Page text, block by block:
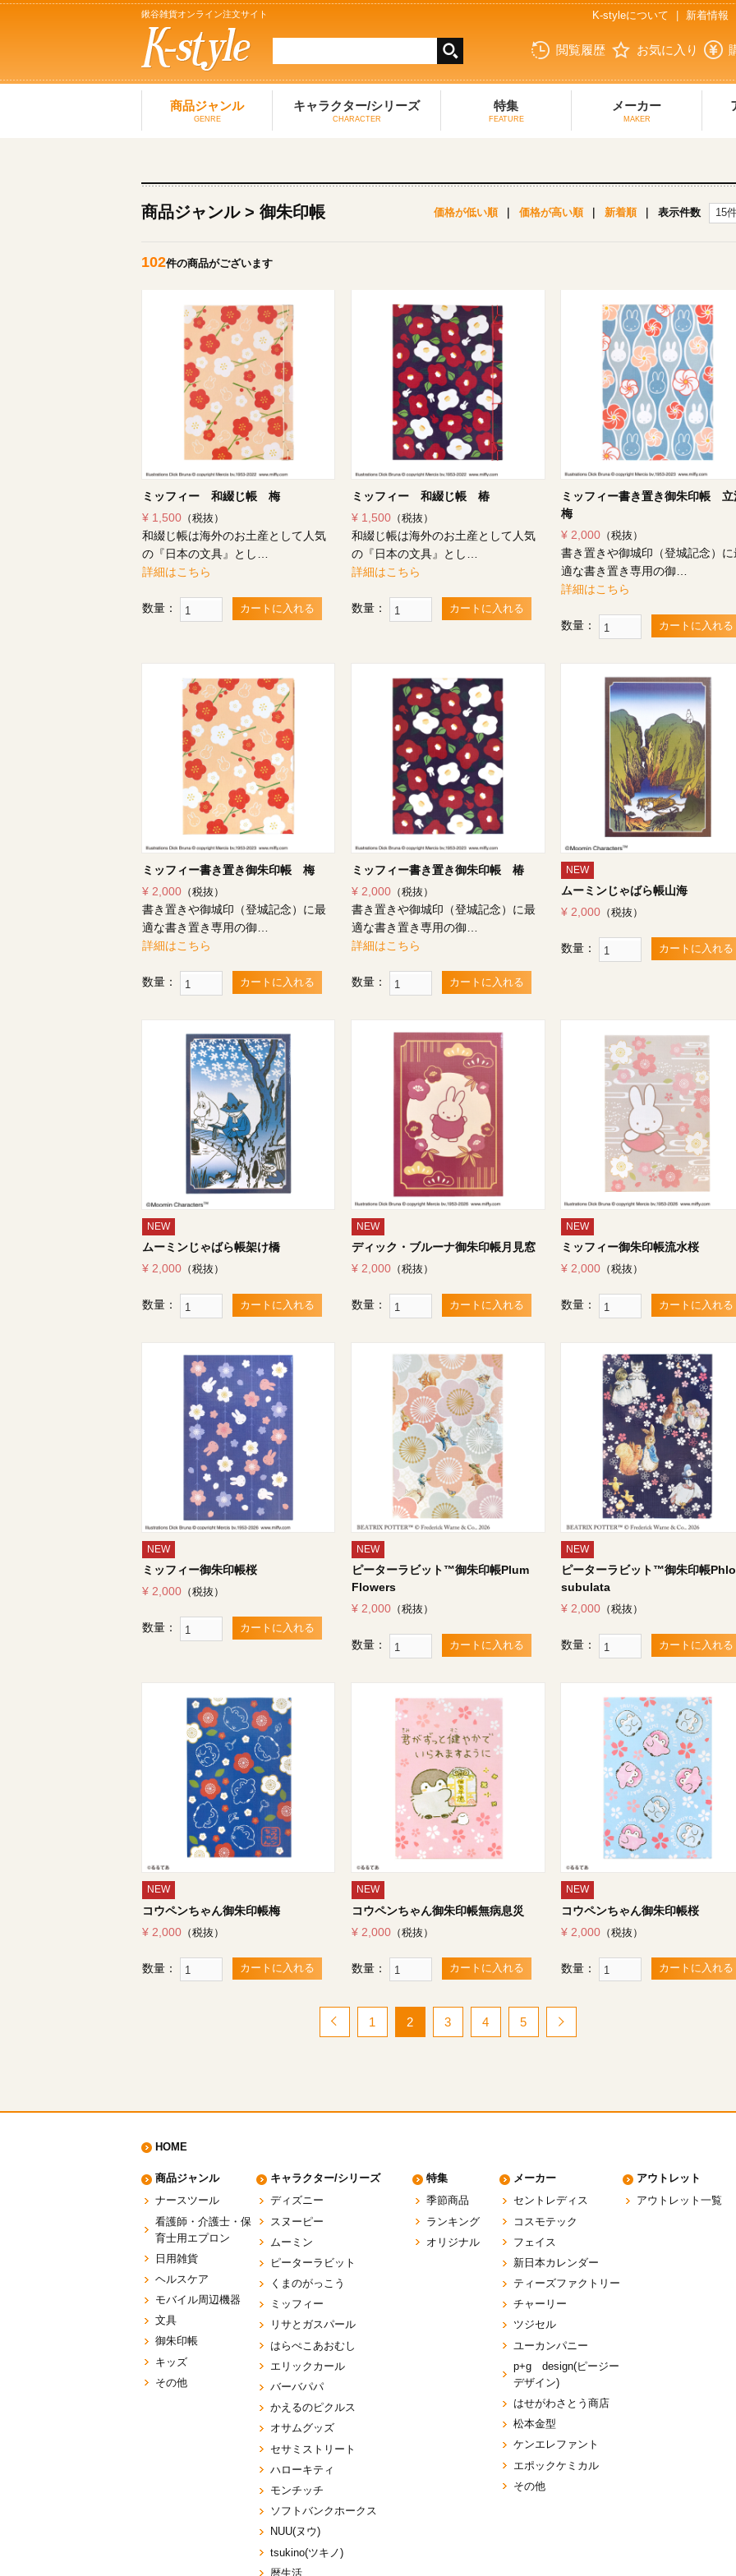
鍬谷雑貨オンライン注文サイト K-styleについて 新着情報
閲覧履歴 お気に入り
商品ジャンル
GENRE
キャラクター/シリーズ
CHARACTER
特集
FEATURE
メーカー
MAKER
商品ジャンル > 御朱印帳 価格が低い順 価格が高い順 新着順 表示件数
102件の商品がございます
ミッフィー 和綴じ帳 梅
¥ 1,500（税抜）
和綴じ帳は海外のお土産として人気
の『日本の文具』とし…
詳細はこちら
数量： カートに入れる
ミッフィー 和綴じ帳 椿
¥ 1,500（税抜）
和綴じ帳は海外のお土産として人気
の『日本の文具』とし…
詳細はこちら
数量： カートに入れる
ミッフィー書き置き御朱印帳 立
梅
¥ 2,000 （税抜）
書き置きや御城印（登城記念）に
適な書き置き専用の御…
詳細はこちら
数量： カートに入れる
ミッフィー書き置き御朱印帳 梅
¥ 2,000（税抜）
書き置きや御城印（登城記念）に最
適な書き置き専用の御…
詳細はこちら
数量： カートに入れる
ミッフィー書き置き御朱印帳 椿
¥ 2,000（税抜）
書き置きや御城印（登城記念）に最
適な書き置き専用の御…
詳細はこちら
数量： カートに入れる
NEW
ムーミンじゃばら帳山海
¥ 2,000 （税抜）
数量： カートに入れる
NEW
ムーミンじゃばら帳架け橋
¥ 2,000（税抜）
数量： カートに入れる
NEW
ディック・ブルーナ御朱印帳月見窓
¥ 2,000（税抜）
数量： カートに入れる
NEW
ミッフィー御朱印帳流水桜
¥ 2,000 （税抜）
数量： カートに入れる
NEW
ミッフィー御朱印帳桜
¥ 2,000（税抜）
数量： カートに入れる
NEW
ピーターラビット™御朱印帳Plum
Flowers
¥ 2,000（税抜）
数量： カートに入れる
NEW
ピーターラビット™御朱印帳
subulata
¥ 2,000 （税抜）
数量： カートに入れる
NEW
コウペンちゃん御朱印帳梅
¥ 2,000（税抜）
数量： カートに入れる
NEW
コウペンちゃん御朱印帳無病息災
¥ 2,000（税抜）
数量： カートに入れる
NEW
コウペンちゃん御朱印帳桜
¥ 2,000 （税抜）
数量： カートに入れる
1 2 3 4 5
HOME
商品ジャンル
ナースツール
看護師・介護士・保
育士用エプロン
日用雑貨
ヘルスケア
モバイル周辺機器
文具
御朱印帳
キッズ
その他
キャラクター/シリーズ
ディズニー
スヌーピー
ムーミン
ピーターラビット
くまのがっこう
ミッフィー
リサとガスパール
はらぺこあおむし
エリックカール
バーバパパ
かえるのピクルス
オサムグッズ
セサミストリート
ハローキティ
モンチッチ
ソフトバンクホークス
NUU(ヌウ)
tsukino(ツキノ)
暦生活
特集
季節商品
ランキング
オリジナル
メーカー
セントレディス
コスモテック
フェイス
新日本カレンダー
ティーズファクトリー
チャーリー
ツジセル
ユーカンパニー
p+g design(ピージー
デザイン)
はせがわさとう商店
松本金型
ケンエレファント
エポックケミカル
その他
アウトレット
アウトレット一覧